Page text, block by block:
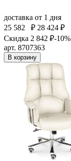
доставка от 1 дня
25 582
₽ 28 424 ₽
Скидка 2 842 ₽-10%
арт. 8707363
В корзину